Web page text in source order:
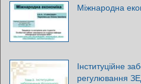
Міжнародна
Інституційне
регулювання